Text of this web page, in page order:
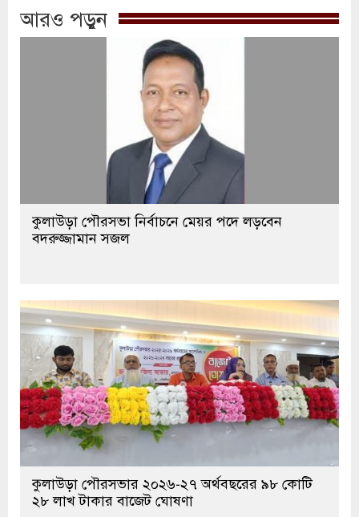
আরও পড়ুন
কুলাউড়া পৌরসভা নির্বাচনে মেয়র পদে লড়বেন
বদরুজ্জামান সজল
কুলাউড়া পৌরসভার ২০২৬-২৭ অর্থবছরের ৯৮ কোটি
২৮ লাখ টাকার বাজেট ঘোষণা